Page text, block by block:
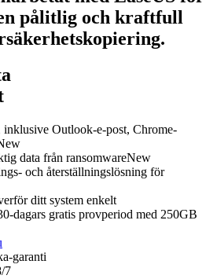
pålitlig och kraftfull
inklusive Outlook-e-post, Chrome-
data från ransomwareNew
och återställningslösning för
ditt system enkelt
dagars gratis provperiod med 250GB
garanti
7